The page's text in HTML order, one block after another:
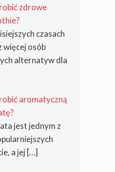
zdrowe
czasach
więcej osób
alternatyw dla
aromatyczną
jest jednym z
a jej[…]